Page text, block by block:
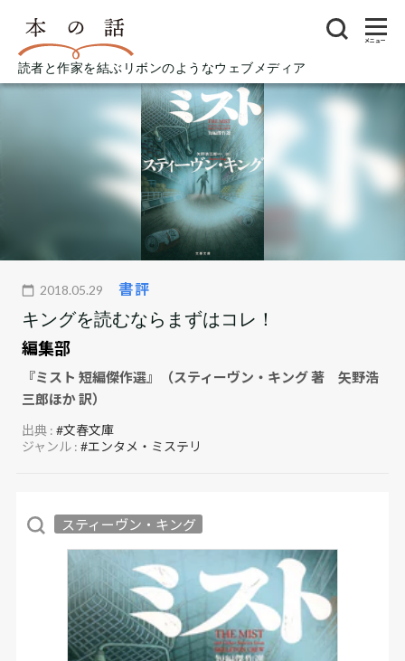
読者と作家を結ぶリボンのようなウェブメディア
メニュー
2018.05.29 書評
キングを読むならまずはコレ！
編集部
『ミスト 短編傑作選』（スティーヴン・キング 著 矢野浩
三郎ほか 訳）
出典 :#文春文庫
ジャンル :#エンタメ・ミステリ
スティーヴン・キング